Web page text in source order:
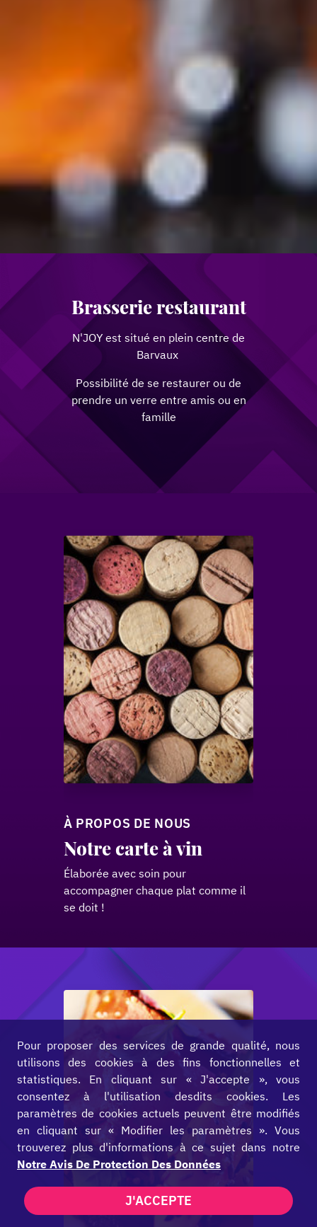
Brasserie restaurant
N'JOY est situé en plein centre de
Barvaux
Possibilité de se restaurer ou de
prendre un verre entre amis ou en
famille
À PROPOS DE NOUS
Notre carte à vin
Élaborée avec soin pour
accompagner chaque plat comme il
se doit !
Pour proposer des services de grande qualité, nous
utilisons des cookies à des fins fonctionnelles et
statistiques. En cliquant sur « J'accepte », vous
consentez à l'utilisation desdits cookies. Les
paramètres de cookies actuels peuvent être modifiés
en cliquant sur « Modifier les paramètres ». Vous
trouverez plus d'informations à ce sujet dans notre
Notre Avis De Protection Des Données
J'ACCEPTE